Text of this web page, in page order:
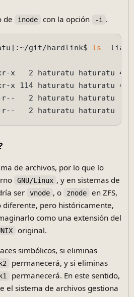
de
inode con la opción -i .
git/hardlink$ ls -lia
xr-x   2 haturatu haturatu
xr-x 114 haturatu haturatu
r--   2 haturatu haturatu
de archivos, por lo que lo
GNU/Linux , y en sistemas de
ser vnode , o znode
en ZFS,
diferente, pero históricamente,
como una extensión del
original.
simbólicos, si eliminas
permanecerá, y si eliminas
permanecerá. En este sentido,
el sistema de archivos gestiona